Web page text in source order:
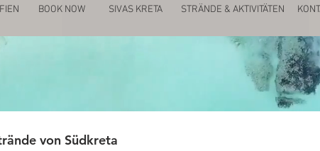
BOOK NOW SIVAS KRETA STRÄNDE & AKTIVITÄTEN
von Südkreta